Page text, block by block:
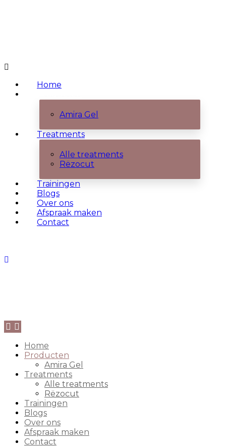
Home
Amira Gel
Treatments
Alle treatments
Rëzocut
Trainingen
Blogs
Over ons
Afspraak maken
Contact
Home
Producten
Amira Gel
Treatments
Alle treatments
Rëzocut
Trainingen
Blogs
Over ons
Afspraak maken
Contact